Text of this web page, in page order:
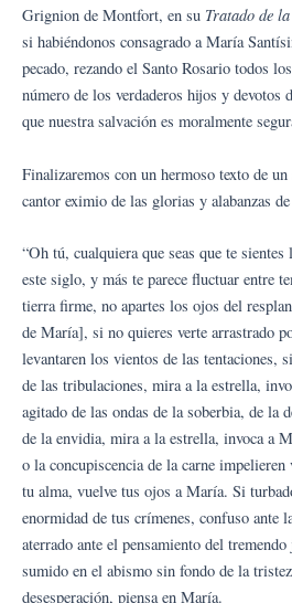
Grignion de Montfort, en su Tratado de
si habiéndonos consagrado a María
pecado, rezando el Santo Rosario todos
número de los verdaderos hijos y
que nuestra salvación es moralmente
Finalizaremos con un hermoso texto de
cantor eximio de las glorias y alabanzas
“Oh tú, cualquiera que seas que te
este siglo, y más te parece fluctuar entre
tierra firme, no apartes los ojos del
de María], si no quieres verte arrastrado
levantaren los vientos de las tentaciones,
de las tribulaciones, mira a la estrella,
agitado de las ondas de la soberbia, de la
de la envidia, mira a la estrella, invoca a
o la concupiscencia de la carne
tu alma, vuelve tus ojos a María. Si
enormidad de tus crímenes, confuso ante
aterrado ante el pensamiento del
sumido en el abismo sin fondo de la
desesperación, piensa en María.